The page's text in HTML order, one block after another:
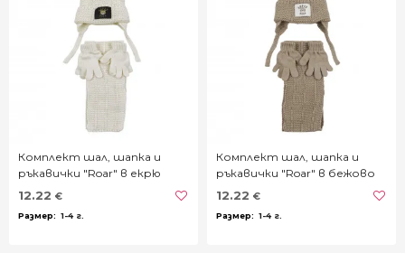
Комплект шал, шапка и
ръкавички "Roar" в екрю
12.22 €
1-4 г.
Комплект шал, шапка и
ръкавички "Roar" в бежово
12.22 €
1-4 г.